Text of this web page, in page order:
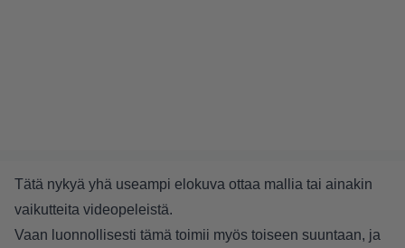
Tätä nykyä yhä useampi elokuva ottaa mallia tai ainakin
vaikutteita videopeleistä.
Vaan luonnollisesti tämä toimii myös toiseen suuntaan, ja